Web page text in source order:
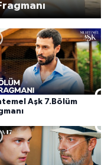
Aşk 7.Bölüm